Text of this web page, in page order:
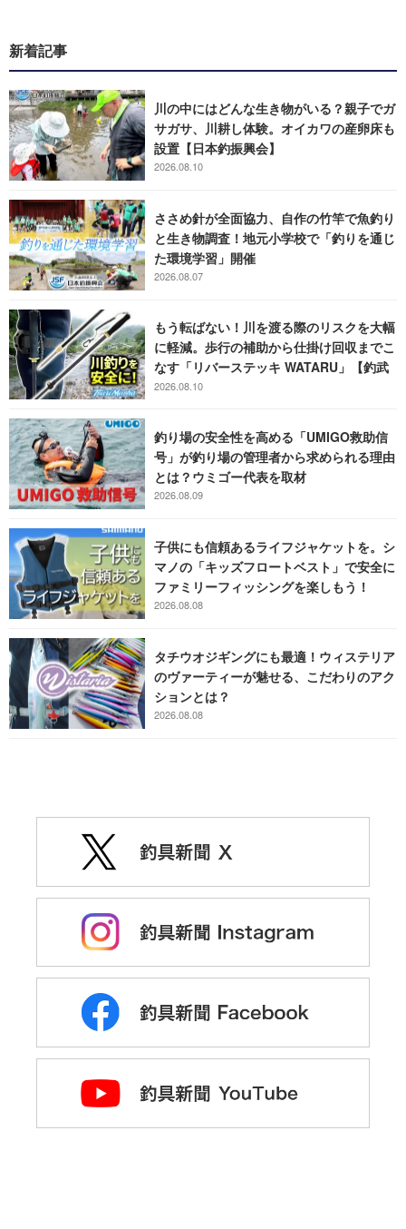
新着記事
川の中にはどんな生き物がいる？親子でガ
サガサ、川耕し体験。オイカワの産卵床も
設置【日本釣振興会】
2026.08.10
ささめ針が全面協力、自作の竹竿で魚釣り
と生き物調査！地元小学校で「釣りを通じ
た環境学習」開催
2026.08.07
もう転ばない！川を渡る際のリスクを大幅
に軽減。歩行の補助から仕掛け回収までこ
なす「リバーステッキ WATARU」【釣武
者】
2026.08.10
釣り場の安全性を高める「UMIGO救助信
号」が釣り場の管理者から求められる理由
とは？ウミゴー代表を取材
2026.08.09
子供にも信頼あるライフジャケットを。シ
マノの「キッズフロートベスト」で安全に
ファミリーフィッシングを楽しもう！
2026.08.08
タチウオジギングにも最適！ウィステリア
のヴァーティーが魅せる、こだわりのアク
ションとは？
2026.08.08